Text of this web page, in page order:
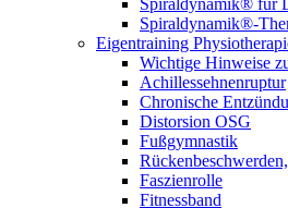
Spiraldynamik® für
Spiraldynamik®-
Eigentraining
Wichtige Hinweise
Achillessehnenruptur
Chronische
Distorsion OSG
Fußgymnastik
Faszienrolle
Fitnessband